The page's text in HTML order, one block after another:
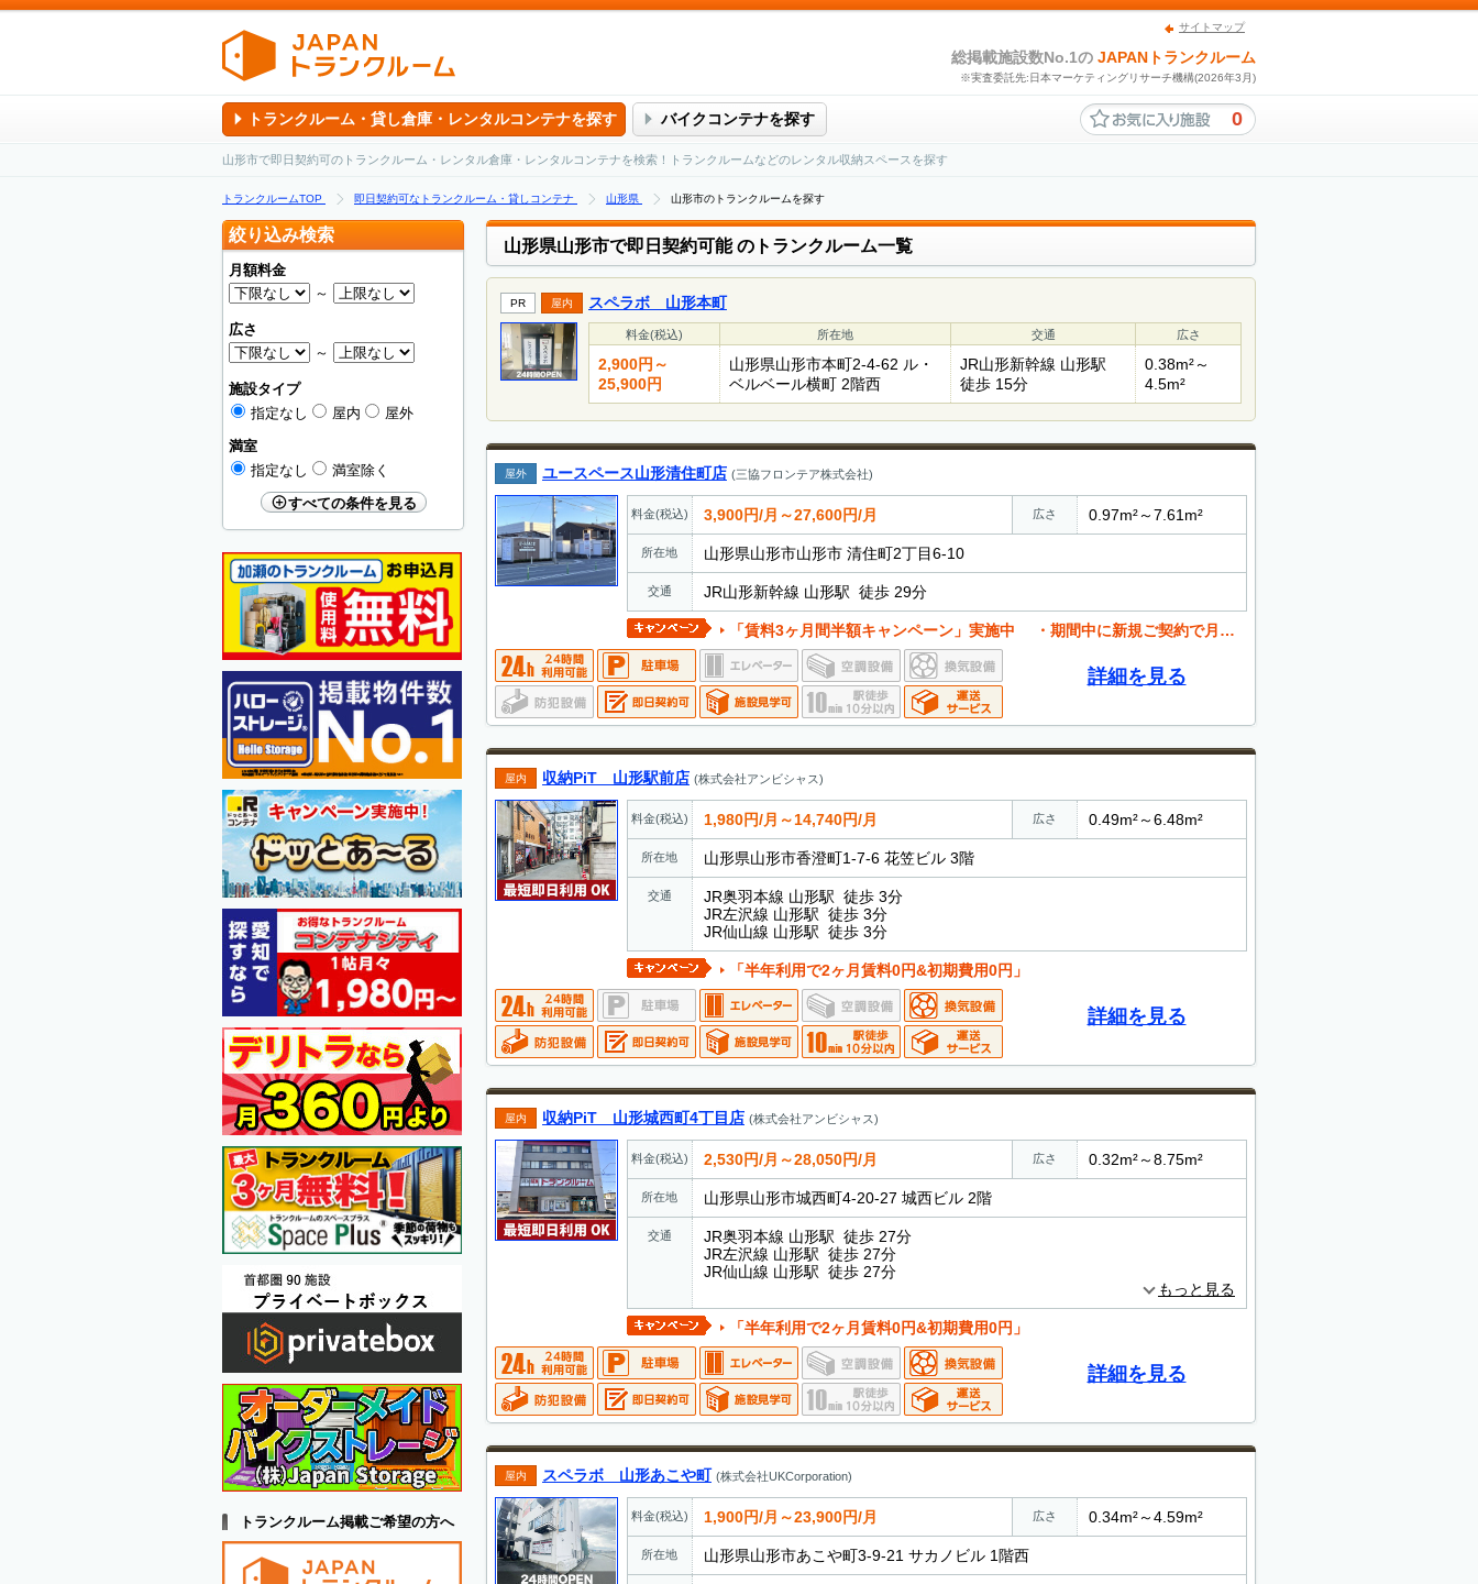
サイトマップ
総掲載施設数No.1の JAPANトランクルーム
※実査委託先:日本マーケティングリサーチ機構(2026年3月)
トランクルーム・貸し倉庫・レンタルコンテナを探す バイクコンテナを探す 0
山形市で即日契約可のトランクルーム・レンタル倉庫・レンタルコンテナを検索！トランクルームなどのレンタル収納スペースを探す
トランクルームTOP 即日契約可なトランクルーム・貸しコンテナ 山形県 山形市のトランクルームを探す
山形県山形市で即日契約可能のトランクルーム一覧
PR 屋内 スペラボ 山形本町
料金(税込) 所在地 交通 広さ
2,900円～
25,900円
山形県山形市本町2-4-62 ル・
ベルベール横町 2階西
JR山形新幹線 山形駅
徒歩 15分
0.38m²～
4.5m²
屋外 ユースペース山形清住町店 (三協フロンテア株式会社)
料金(税込) 3,900円/月～27,600円/月 広さ 0.97m²～7.61m²
所在地 山形県山形市山形市 清住町2丁目6-10
交通 JR山形新幹線 山形駅 徒歩 29分
「賃料3ヶ月間半額キャンペーン」実施中 ・期間中に新規ご契約で月額賃料が半額、初めてご利用の方も安心です
詳細を見る
屋内 収納PiT 山形駅前店 (株式会社アンビシャス)
料金(税込) 1,980円/月～14,740円/月 広さ 0.49m²～6.48m²
所在地 山形県山形市香澄町1-7-6 花笠ビル 3階
交通
JR奥羽本線 山形駅 徒歩 3分
JR左沢線 山形駅 徒歩 3分
JR仙山線 山形駅 徒歩 3分
「半年利用で2ヶ月賃料0円&初期費用0円」
詳細を見る
屋内 収納PiT 山形城西町4丁目店 (株式会社アンビシャス)
料金(税込) 2,530円/月～28,050円/月 広さ 0.32m²～8.75m²
所在地 山形県山形市城西町4-20-27 城西ビル 2階
交通
JR奥羽本線 山形駅 徒歩 27分
JR左沢線 山形駅 徒歩 27分
JR仙山線 山形駅 徒歩 27分
もっと見る
「半年利用で2ヶ月賃料0円&初期費用0円」
詳細を見る
屋内 スペラボ 山形あこや町 (株式会社UKCorporation)
料金(税込) 1,900円/月～23,900円/月 広さ 0.34m²～4.59m²
所在地 山形県山形市あこや町3-9-21 サカノビル 1階西
絞り込み検索
月額料金
～
広さ
～
施設タイプ
指定なし
屋内
屋外
満室
指定なし
満室除く
すべての条件を見る
トランクルーム掲載ご希望の方へ